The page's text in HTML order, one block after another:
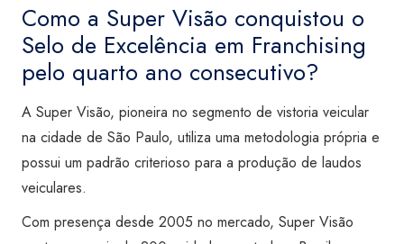
Como a Super Visão conquistou o
Selo de Excelência em Franchising
pelo quarto ano consecutivo?
A Super Visão, pioneira no segmento de vistoria veicular
na cidade de São Paulo, utiliza uma metodologia própria e
possui um padrão criterioso para a produção de laudos
veiculares.
Com presença desde 2005 no mercado, Super Visão